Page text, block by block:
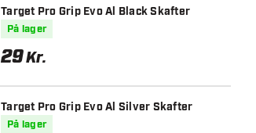
Target Pro Grip Evo Al Black Skafter
På lager
29Kr.
Target Pro Grip Evo Al Silver Skafter
På lager